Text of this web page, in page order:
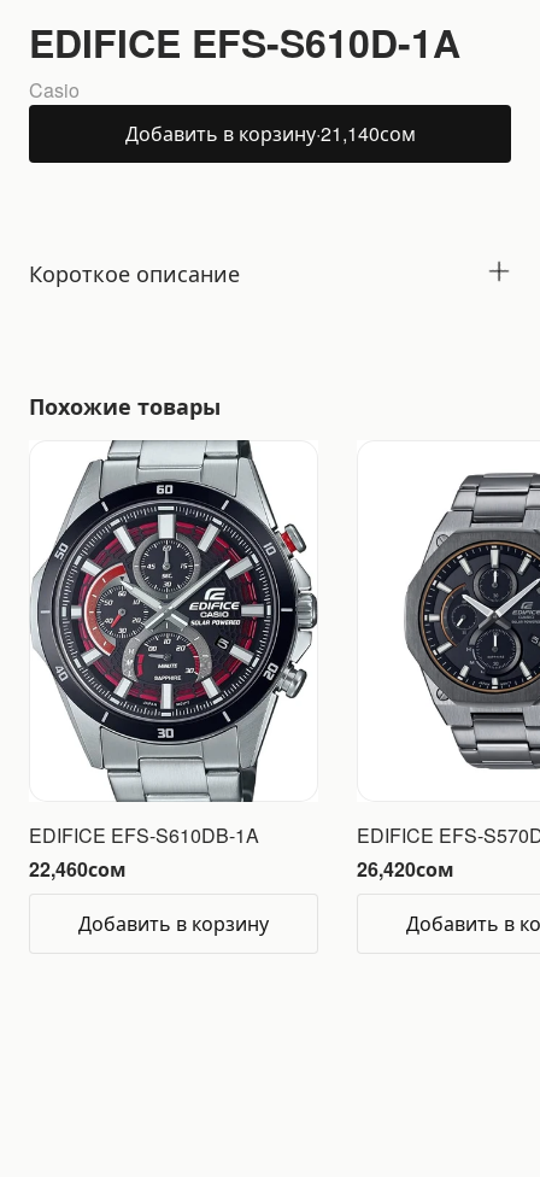
EDIFICE EFS-S610D-1A
Casio
Добавить в корзину·21,140сом
Короткое описание
Похожие товары
EDIFICE EFS-S610DB-1A
22,460сом
Добавить в корзину
EDIFICE EFS-
26,420сом
Добавить в